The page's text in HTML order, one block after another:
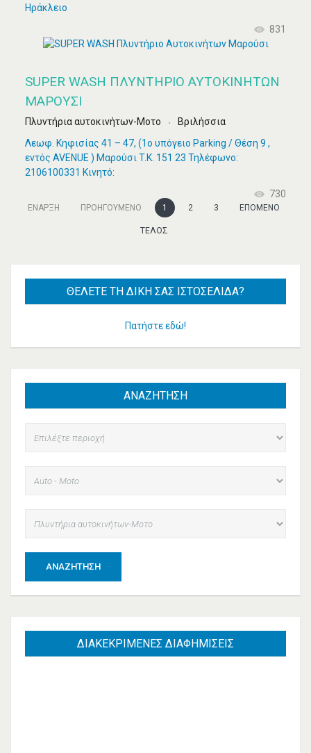
Ηράκλειο
831
SUPER WASH ΠΛΥΝΤΉΡΙΟ ΑΥΤΟΚΙΝΉΤΩΝ
ΜΑΡΟΎΣΙ
Πλυντήρια αυτοκινήτων-Μοτο
Βριλήσσια
Λεωφ. Κηφισίας 41 – 47, (1ο υπόγειο Parking / Θέση 9 ,
εντός AVENUE ) Μαρούσι T.K. 151 23 Τηλέφωνο:
2106100331 Κινητό:
730
ΈΝΑΡΞΗ ΠΡΟΗΓΟΎΜΕΝΟ 1 2 3 ΕΠΌΜΕΝΟ
ΤΈΛΟΣ
ΘΈΛΕΤΕ ΤΗ ΔΙΚΉ ΣΑΣ ΙΣΤΟΣΕΛΊΔΑ?
Πατήστε εδώ!
ΑΝΑΖΗΤΗΣΗ
ΑΝΑΖΉΤΗΣΗ
ΔΙΑΚΕΚΡΙΜΕΝΕΣ ΔΙΑΦΗΜΙΣΕΙΣ